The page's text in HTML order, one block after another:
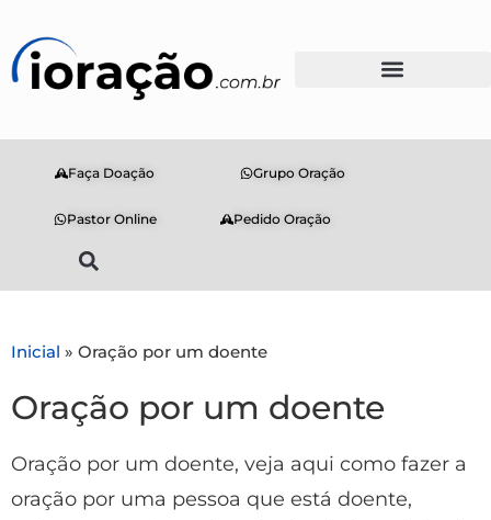
Faça Doação Grupo Oração
Pastor Online Pedido Oração
Inicial » Oração por um doente
Oração por um doente
Oração por um doente, veja aqui como fazer a
oração por uma pessoa que está doente,